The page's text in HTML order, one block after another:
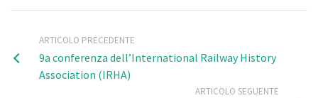
ARTICOLO PRECEDENTE
9a conferenza dell’International Railway History
Association (IRHA)
ARTICOLO SEGUENTE